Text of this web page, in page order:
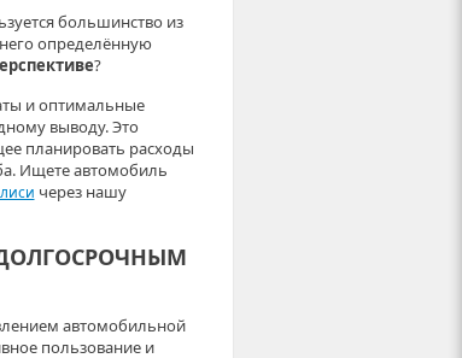
большинство из
определённую
?
и оптимальные
выводу. Это
планировать расходы
Ищете автомобиль
через нашу
автомобильной
пользование и